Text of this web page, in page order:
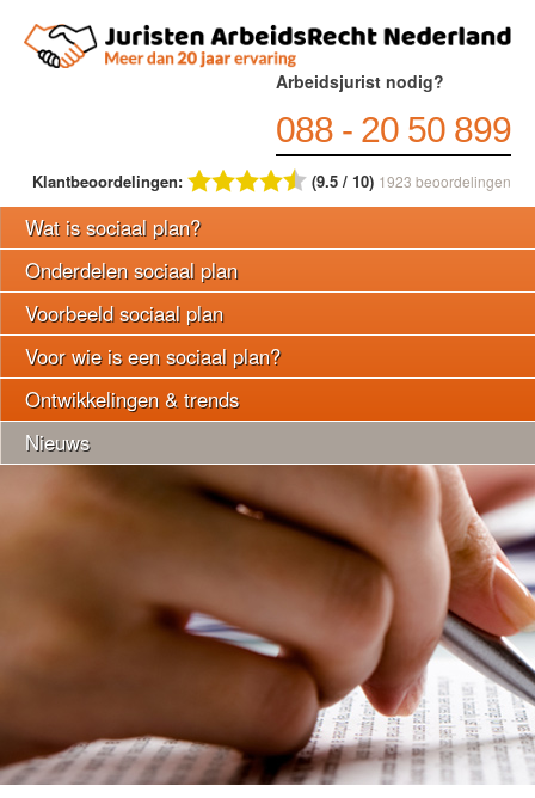
Arbeidsjurist nodig?
088 - 20 50 899
Klantbeoordelingen: (9.5 / 10) 1923 beoordelingen
Wat is sociaal plan?
Onderdelen sociaal plan
Voorbeeld sociaal plan
Voor wie is een sociaal plan?
Ontwikkelingen & trends
Nieuws